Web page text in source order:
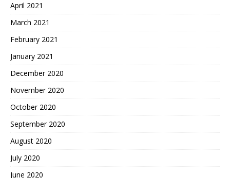
April 2021
March 2021
February 2021
January 2021
December 2020
November 2020
October 2020
September 2020
August 2020
July 2020
June 2020